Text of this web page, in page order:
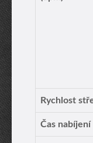
Rychlost
Čas nabíjení